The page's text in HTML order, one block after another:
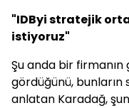
"IDByi stratejik
istiyoruz"
Şu anda bir firmanın
gördüğünü, bunların
anlatan Karadağ,